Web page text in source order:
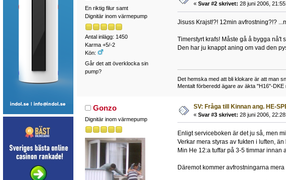
En riktig filur samt
Dignitär inom värmepump
Antal inlägg: 1450
Karma +5/-2
Kön:
Går det att överklocka sin
pump?
« Svar #2 skrivet: 28 juni 2006,
Jisuss Krajst!?! 12min avfrostning?!?
Timerstyrt krafs! Måste gå å bygga nå't
Den har ju knappt aning om vad den
Det hemska med att bli klokare är att man
Mentalt förberedd ägare av äkta "H16"-DKE
Gonzo
Dignitär inom värmepump
SV: Fråga till Kinnan ang. HE-
« Svar #3 skrivet: 28 juni 2006,
Enligt serviceboken är det ju så, men
Verkar mera styras av fukten i luften, än
Min He 12:a tuffar på 3-5 timmar innan
Däremot kommer avfrostningarna